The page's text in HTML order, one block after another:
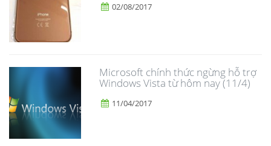
02/08/2017
Microsoft chính thức ngừng hỗ trợ
Windows Vista từ hôm nay (11/4)
11/04/2017